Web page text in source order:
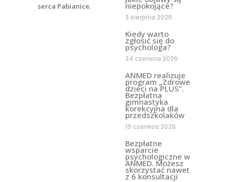
niepokojące?
3 sierpnia 2026
Kiedy warto
zgłosić się do
psychologa?
24 czerwca 2026
ANMED realizuje
program „Zdrowe
dzieci na PLUS”.
Bezpłatna
gimnastyka
korekcyjna dla
przedszkolaków
19 czerwca 2026
Bezpłatne
wsparcie
psychologiczne w
ANMED. Możesz
skorzystać nawet
z 6 konsultacji